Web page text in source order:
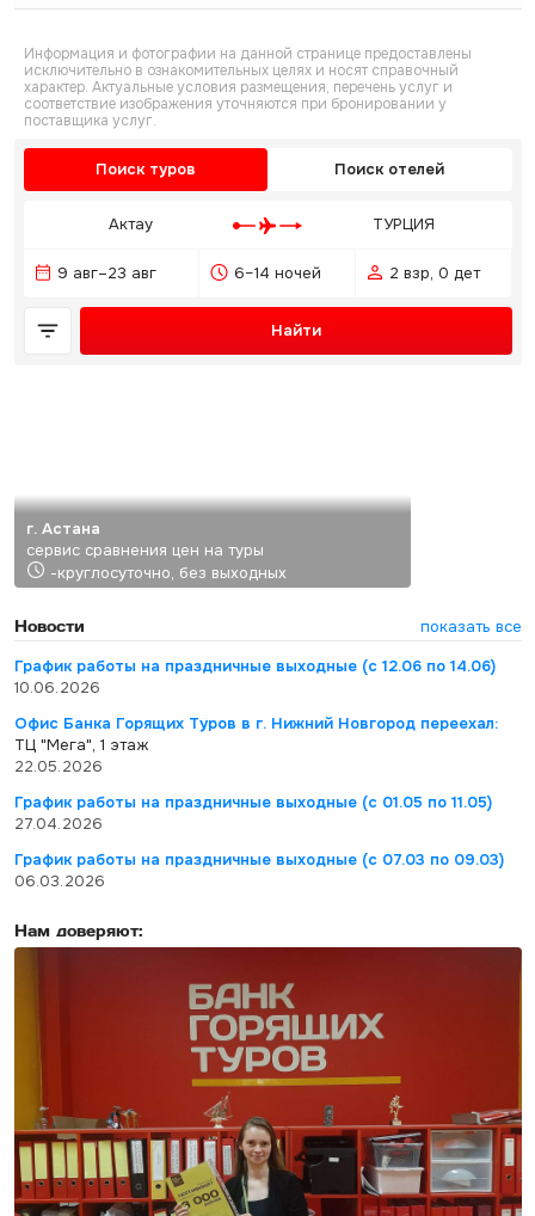
Информация и фотографии на данной странице предоставлены
исключительно в ознакомительных целях и носят справочный
характер. Актуальные условия размещения, перечень услуг и
соответствие изображения уточняются при бронировании у
поставщика услуг.
Поиск туров Поиск отелей
Актау ТУРЦИЯ
9 авг–23 авг 6–14 ночей 2 взр, 0 дет
Найти
г. Астана
сервис сравнения цен на туры
-круглосуточно, без выходных
Новости
показать все
График работы на праздничные выходные (с 12.06 по 14.06)
10.06.2026
Офис Банка Горящих Туров в г. Нижний Новгород переехал:
ТЦ "Мега", 1 этаж
22.05.2026
График работы на праздничные выходные (с 01.05 по 11.05)
27.04.2026
График работы на праздничные выходные (с 07.03 по 09.03)
06.03.2026
Нам доверяют: